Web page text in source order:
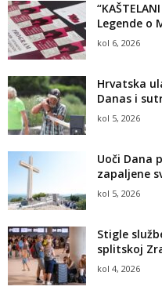
Legende o
kol 6, 2026
Hrvatska
Danas i
kol 5, 2026
Uoči Dana
zapaljene
kol 5, 2026
Stigle
splitskoj
kol 4, 2026